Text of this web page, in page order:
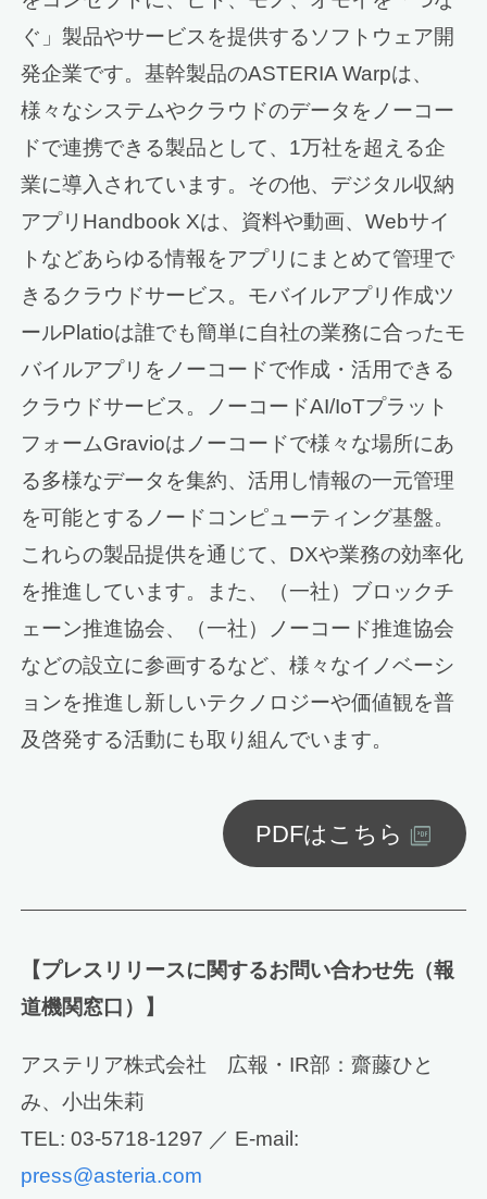
ぐ」製品やサービスを提供するソフトウェア開
発企業です。基幹製品のASTERIA Warpは、
様々なシステムやクラウドのデータをノーコー
ドで連携できる製品として、1万社を超える企
業に導入されています。その他、デジタル収納
アプリHandbook Xは、資料や動画、Webサイ
トなどあらゆる情報をアプリにまとめて管理で
きるクラウドサービス。モバイルアプリ作成ツ
ールPlatioは誰でも簡単に自社の業務に合ったモ
バイルアプリをノーコードで作成・活用できる
クラウドサービス。ノーコードAI/IoTプラット
フォームGravioはノーコードで様々な場所にあ
る多様なデータを集約、活用し情報の一元管理
を可能とするノードコンピューティング基盤。
これらの製品提供を通じて、DXや業務の効率化
を推進しています。また、（一社）ブロックチ
ェーン推進協会、（一社）ノーコード推進協会
などの設立に参画するなど、様々なイノベーシ
ョンを推進し新しいテクノロジーや価値観を普
及啓発する活動にも取り組んでいます。
PDFはこちら
【プレスリリースに関するお問い合わせ先（報
道機関窓口）】
アステリア株式会社 広報・IR部：齋藤ひと
み、小出朱莉
TEL: 03-5718-1297 ／ E-mail:
press@asteria.com